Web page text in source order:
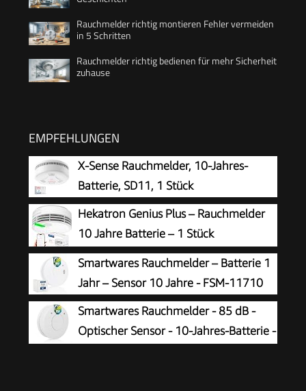
Rauchmelder richtig montieren Fehler vermeiden
in 5 Schritten
Rauchmelder richtig bedienen für mehr Sicherheit
zuhause
EMPFEHLUNGEN
X-Sense Rauchmelder, 10-Jahres-
Batterie, SD11, 1 Stück
Hekatron Genius Plus – Rauchmelder
10 Jahre Batterie – 1 Stück
Smartwares Rauchmelder – Batterie 1
Jahr – Sensor 10 Jahre - FSM-11710
Smartwares Rauchmelder - 85 dB -
Optischer Sensor - 10-Jahres-Batterie -